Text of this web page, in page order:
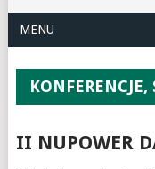
MENU
II NUPOWER